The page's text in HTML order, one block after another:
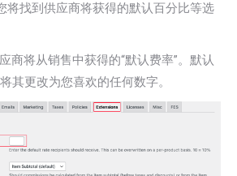
将找到供应商将获得的默认百分比等选
商将从销售中获得的“默认费率”。默认
其更改为您喜欢的任何数字。